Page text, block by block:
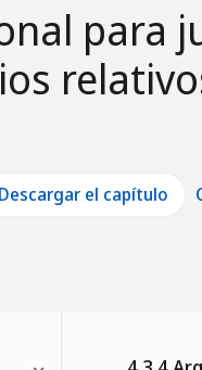
para
Descargar el capítulo